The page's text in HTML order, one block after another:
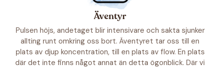
Äventyr
Pulsen höjs, andetaget blir intensivare och sakta sjunker
allting runt omkring oss bort. Äventyret tar oss till en
plats av djup koncentration, till en plats av flow. En plats
där det inte finns något annat än detta ögonblick. Där vi